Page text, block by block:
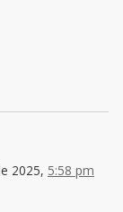
2025, 5:58 pm